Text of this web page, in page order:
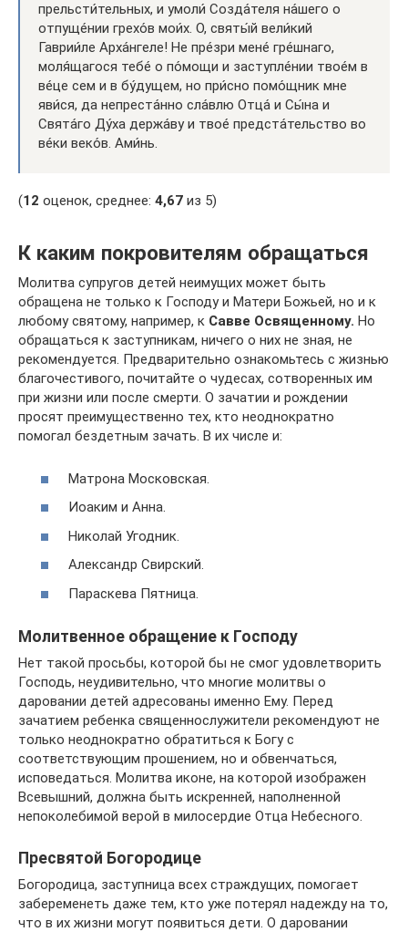
прельсти́тельных, и умоли́ Созда́теля на́шего o
отпуще́нии грехо́в мои́х. O, святы́й вели́кий
Гаврии́ле Арха́нгеле! Не пре́зри мене́ гре́шнаго,
моля́щагося тебе́ o по́мощи и заступле́нии твое́м в
ве́це сем и в бу́дущем, но при́сно помо́щник мне
яви́ся, да непреста́нно сла́влю Отца́ и Сы́на и
Свята́го Ду́ха держа́ву и твое́ предста́тельство во
ве́ки веко́в. Ами́нь.
(12 оценок, среднее: 4,67 из 5)
К каким покровителям обращаться
Молитва супругов детей неимущих может быть
обращена не только к Господу и Матери Божьей, но и к
любому святому, например, к Савве Освященному. Но
обращаться к заступникам, ничего о них не зная, не
рекомендуется. Предварительно ознакомьтесь с жизнью
благочестивого, почитайте о чудесах, сотворенных им
при жизни или после смерти. О зачатии и рождении
просят преимущественно тех, кто неоднократно
помогал бездетным зачать. В их числе и:
Матрона Московская.
Иоаким и Анна.
Николай Угодник.
Александр Свирский.
Параскева Пятница.
Молитвенное обращение к Господу
Нет такой просьбы, которой бы не смог удовлетворить
Господь, неудивительно, что многие молитвы о
даровании детей адресованы именно Ему. Перед
зачатием ребенка священнослужители рекомендуют не
только неоднократно обратиться к Богу с
соответствующим прошением, но и обвенчаться,
исповедаться. Молитва иконе, на которой изображен
Всевышний, должна быть искренней, наполненной
непоколебимой верой в милосердие Отца Небесного.
Пресвятой Богородице
Богородица, заступница всех страждущих, помогает
забеременеть даже тем, кто уже потерял надежду на то,
что в их жизни могут появиться дети. О даровании